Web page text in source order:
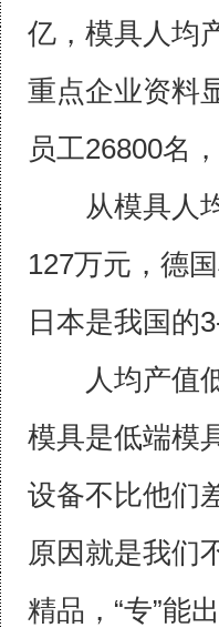
亿，模具人均
重点企业资料
员工26800
从模具人均
127万元，德
日本是我国
人均产值低
模具是低端模
设备不比他们
原因就是我们
精品，“专”能